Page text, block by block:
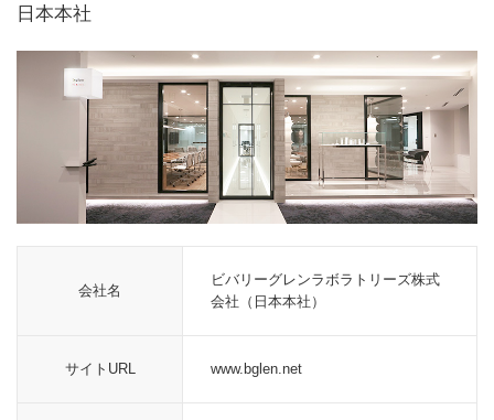
日本本社
会社名
ビバリーグレンラボラトリーズ株式
会社（日本本社）
サイトURL www.bglen.net